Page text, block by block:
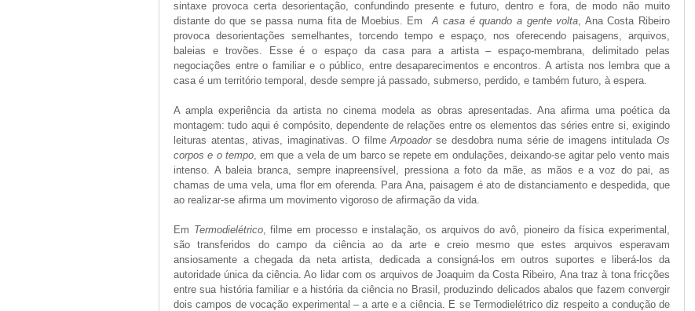
sintaxe provoca certa desorientação, confundindo presente e futuro, dentro e fora, de modo não muito
distante do que se passa numa fita de Moebius. Em A casa é quando a gente volta , Ana Costa Ribeiro
provoca desorientações semelhantes, torcendo tempo e espaço, nos oferecendo paisagens, arquivos,
baleias e trovões. Esse é o espaço da casa para a artista – espaço-membrana, delimitado pelas
negociações entre o familiar e o público, entre desaparecimentos e encontros. A artista nos lembra que a
casa é um território temporal, desde sempre já passado, submerso, perdido, e também futuro, à espera.
A ampla experiência da artista no cinema modela as obras apresentadas. Ana afirma uma poética da
montagem: tudo aqui é compósito, dependente de relações entre os elementos das séries entre si, exigindo
leituras atentas, ativas, imaginativas. O filme Arpoador se desdobra numa série de imagens intitulada Os
corpos e o tempo, em que a vela de um barco se repete em ondulações, deixando-se agitar pelo vento mais
intenso. A baleia branca, sempre inapreensível, pressiona a foto da mãe, as mãos e a voz do pai, as
chamas de uma vela, uma flor em oferenda. Para Ana, paisagem é ato de distanciamento e despedida, que
ao realizar-se afirma um movimento vigoroso de afirmação da vida.
Em Termodielétrico, filme em processo e instalação, os arquivos do avô, pioneiro da física experimental,
são transferidos do campo da ciência ao da arte e creio mesmo que estes arquivos esperavam
ansiosamente a chegada da neta artista, dedicada a consigná-los em outros suportes e liberá-los da
autoridade única da ciência. Ao lidar com os arquivos de Joaquim da Costa Ribeiro, Ana traz à tona fricções
entre sua história familiar e a história da ciência no Brasil, produzindo delicados abalos que fazem convergir
dois campos de vocação experimental – a arte e a ciência. E se Termodielétrico diz respeito a condução de